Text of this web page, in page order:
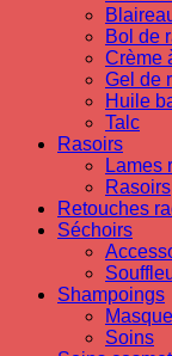
Bol de
Crème
Gel de
Huile
Talc
Rasoirs
Lames
Rasoirs
Retouches
Séchoirs
Shampoings
Masque
Soins